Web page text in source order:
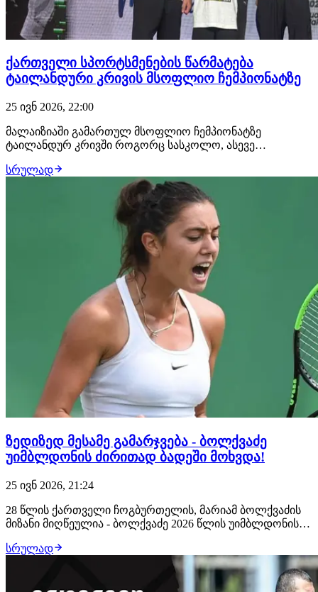
ქართველი სპორტსმენების წარმატება
ტაილანდური კრივის მსოფლიო ჩემპიონატზე
25 ივნ 2026, 22:00
მალაიზიაში გამართულ მსოფლიო ჩემპიონატზე
ტაილანდურ კრივში როგორც სასკოლო, ასევე
შედეგები ასეთია: U10 30კგ - ში ვერცხლის მედალი
მოიპოვა გაბრიელ უბერიამ; U18 57კგ - ში ასევე
ვერხხლის მედალი მოიპივა საბა მარკელიამ; დიმიტრი
სრულად
ზედიზედ მესამე გამარჯვება - ბოლქვაძე
უიმბლდონის ძირითად ბადეში მოხვდა!
25 ივნ 2026, 21:24
28 წლის ქართველი ჩოგბურთელის, მარიამ ბოლქვაძის
მიზანი მიღწეულია - ბოლქვაძე 2026 წლის უიმბლდონის
მისაღწევად ქართველ სპორტსმენს საკვალიფიკაციო
ეტაპზე სამი თამაშის მოგება დასჭირდა. მან ჯერ
ავსტრიელი გრაბჰერი ორ სეტში დაამარცხა. ამის შე…
სრულად